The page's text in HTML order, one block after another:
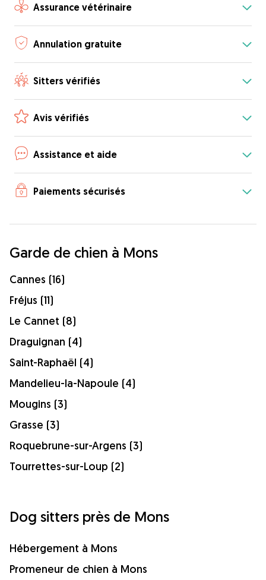
Assurance vétérinaire
Annulation gratuite
Sitters vérifiés
Avis vérifiés
Assistance et aide
Paiements sécurisés
Garde de chien à Mons
Cannes (16)
Fréjus (11)
Le Cannet (8)
Draguignan (4)
Saint-Raphaël (4)
Mandelieu-la-Napoule (4)
Mougins (3)
Grasse (3)
Roquebrune-sur-Argens (3)
Tourrettes-sur-Loup (2)
Dog sitters près de Mons
Hébergement à Mons
Promeneur de chien à Mons